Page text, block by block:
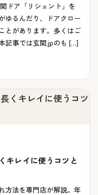
ドア「リシェント」を
ゆるんだり、ドアクロー
とがあります。多くはご
記事では玄関.jpのも […]
キレイに使うコツと
方法を専門店が解説。年